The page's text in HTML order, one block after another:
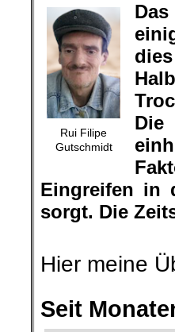
Rui Filipe
Gutschmidt
Eingreifen in
sorgt. Die
Hier meine
Seit